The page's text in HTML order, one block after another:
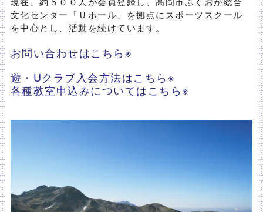
文化センター「Ｕホール」を拠点にスポーツスクール
を中心とし、活動を続けています。
お問い合わせはこちら※
遊・Uクラブ入会方法はこちら※
各種教室申込みについてはこちら※